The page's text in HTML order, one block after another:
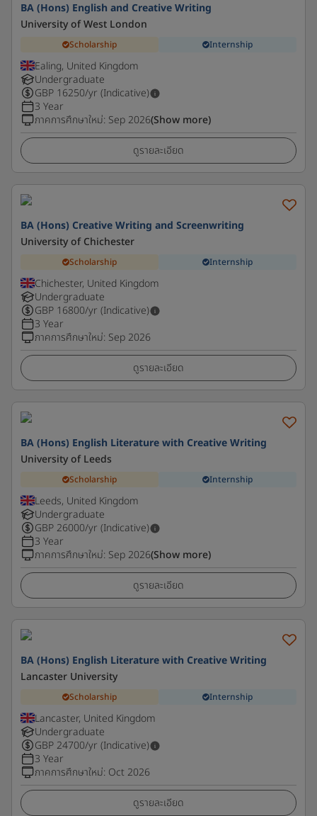
BA (Hons) English and Creative Writing
University of West London
Scholarship Internship
Ealing, United Kingdom
Undergraduate
GBP 16250/yr (Indicative)
3 Year
ภาคการศึกษาใหม่: Sep 2026(Show more)
ดูรายละเอียด
BA (Hons) Creative Writing and Screenwriting
University of Chichester
Scholarship Internship
Chichester, United Kingdom
Undergraduate
GBP 16800/yr (Indicative)
3 Year
ภาคการศึกษาใหม่: Sep 2026
ดูรายละเอียด
BA (Hons) English Literature with Creative Writing
University of Leeds
Scholarship Internship
Leeds, United Kingdom
Undergraduate
GBP 26000/yr (Indicative)
3 Year
ภาคการศึกษาใหม่: Sep 2026(Show more)
ดูรายละเอียด
BA (Hons) English Literature with Creative Writing
Lancaster University
Scholarship Internship
Lancaster, United Kingdom
Undergraduate
GBP 24700/yr (Indicative)
3 Year
ภาคการศึกษาใหม่: Oct 2026
ดูรายละเอียด